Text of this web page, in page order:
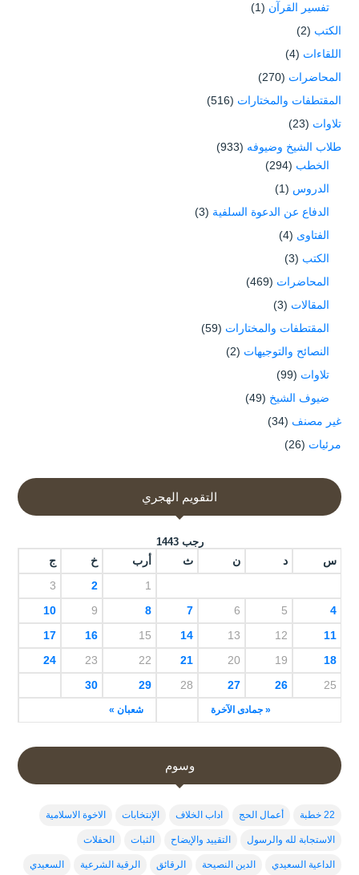
تفسير القرآن (1)
الكتب (2)
اللقاءات (4)
المحاضرات (270)
المقتطفات والمختارات (516)
تلاوات (23)
طلاب الشيخ وضيوفه (933)
الخطب (294)
الدروس (1)
الدفاع عن الدعوة السلفية (3)
الفتاوى (4)
الكتب (3)
المحاضرات (469)
المقالات (3)
المقتطفات والمختارات (59)
النصائح والتوجيهات (2)
تلاوات (99)
ضيوف الشيخ (49)
غير مصنف (34)
مرئيات (26)
التقويم الهجري
رجب 1443
س د ن ث أرب خ ج
« جمادى الآخرة شعبان »
1
2
3
4
5
6
7
8
9
10
11
12
13
14
15
16
17
18
19
20
21
22
23
24
25
26
27
28
29
30
وسوم
22 خطبة أعمال الحج اداب الخلاف الإنتخابات الاخوة الاسلامية
الاستجابة لله والرسول التقييد والإيضاح الثبات الحفلات
الداعية السعيدي الدين النصيحة الرقائق الرقية الشرعية السعيدي